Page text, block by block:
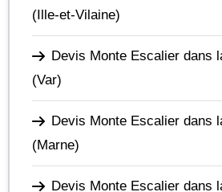
(Ille-et-Vilaine)
Devis Monte Escalier dans
(Var)
Devis Monte Escalier dans
(Marne)
Devis Monte Escalier dans